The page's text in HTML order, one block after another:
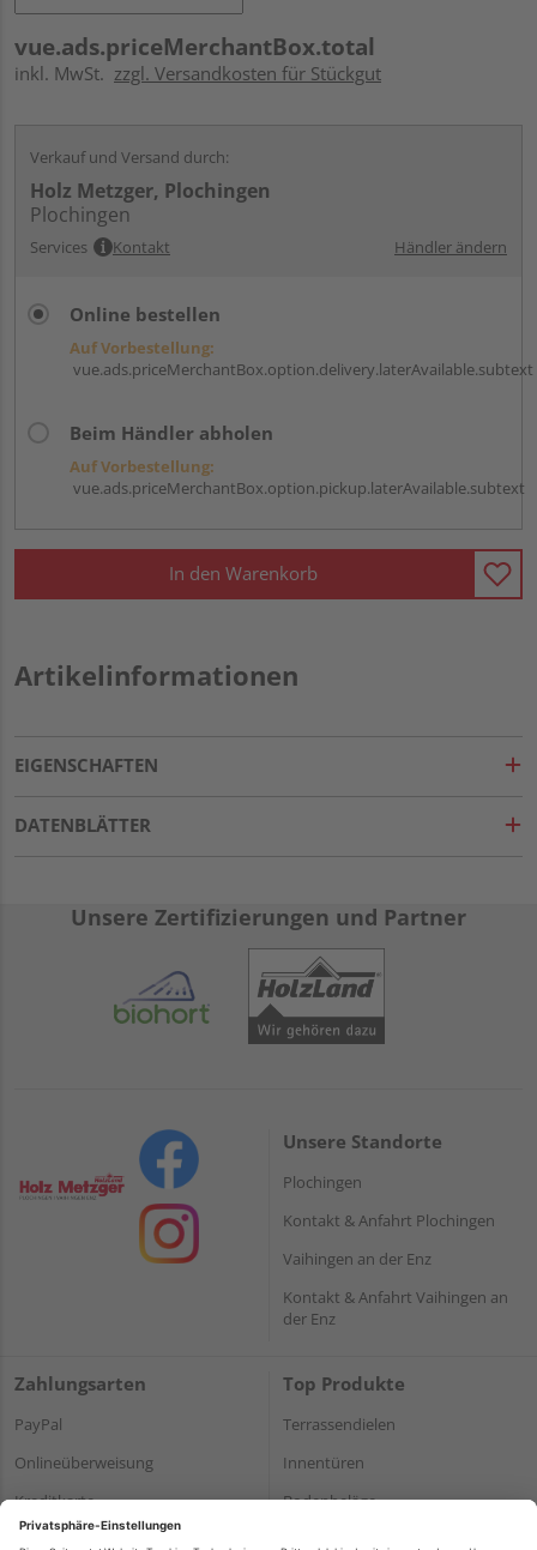
vue.ads.priceMerchantBox.total
inkl. MwSt. zzgl. Versandkosten für Stückgut
Verkauf und Versand durch:
Holz Metzger, Plochingen
Plochingen
Services Kontakt Händler ändern
Online bestellen
Auf Vorbestellung:
vue.ads.priceMerchantBox.option.delivery.laterAvailable.subtext
Beim Händler abholen
Auf Vorbestellung:
vue.ads.priceMerchantBox.option.pickup.laterAvailable.subtext
In den Warenkorb
Artikelinformationen
EIGENSCHAFTEN
DATENBLÄTTER
Unsere Zertifizierungen und Partner
Unsere Standorte
Plochingen
Kontakt & Anfahrt Plochingen
Vaihingen an der Enz
Kontakt & Anfahrt Vaihingen an
der Enz
Zahlungsarten
PayPal
Onlineüberweisung
Kreditkarte
Rechnung*
Top Produkte
Terrassendielen
Innentüren
Bodenbeläge